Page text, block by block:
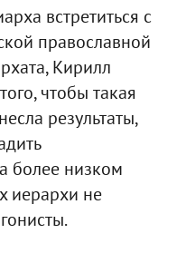
встретиться с
православной
Кирилл
чтобы такая
результаты,
более низком
иерархи не